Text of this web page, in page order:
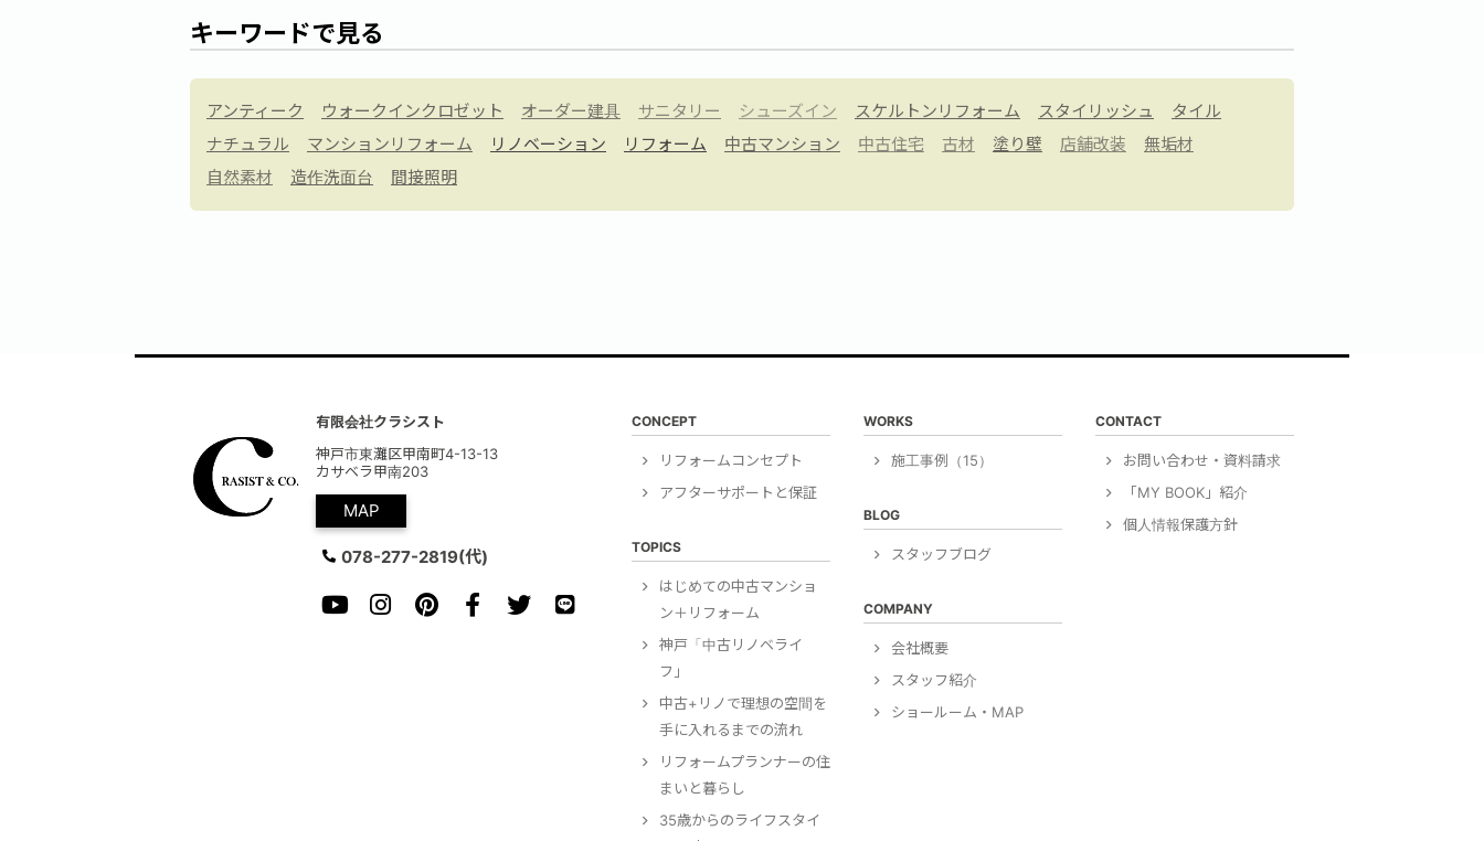
キーワードで見る
アンティーク ウォークインクロゼット オーダー建具 サニタリー シューズイン スケルトンリフォーム スタイリッシュ
タイル
ナチュラル
マンションリフォーム リノベーション リフォーム 中古マンション 中古住宅 古材 塗り壁 店舗改装
無垢材
自然素材
造作洗面台 間接照明
有限会社クラシスト
神戸市東灘区甲南町4-13-13
カサベラ甲南203
MAP
078-277-2819(代)
CONCEPT
リフォームコンセプト
アフターサポートと保証
TOPICS
はじめての中古マンショ
ン＋リフォーム
神戸「中古リノベライ
フ」
中古+リノで理想の空間を
手に入れるまでの流れ
リフォームプランナーの住
まいと暮らし
35歳からのライフスタイ
WORKS
施工事例（15）
BLOG
スタッフブログ
COMPANY
会社概要
スタッフ紹介
ショールーム・MAP
CONTACT
お問い合わせ・資料請求
「MY BOOK」紹介
個人情報保護方針